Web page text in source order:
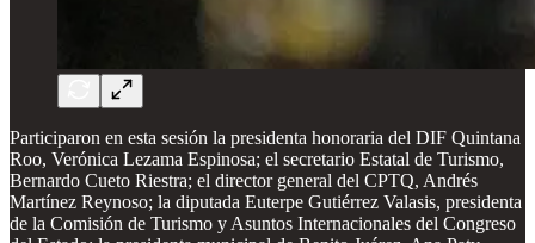
Participaron en esta sesión la presidenta honoraria del DIF Quintana
Roo, Verónica Lezama Espinosa; el secretario Estatal de Turismo,
Bernardo Cueto Riestra; el director general del CPTQ, Andrés
Martínez Reynoso; la diputada Euterpe Gutiérrez Valasis, presidenta
de la Comisión de Turismo y Asuntos Internacionales del Congreso